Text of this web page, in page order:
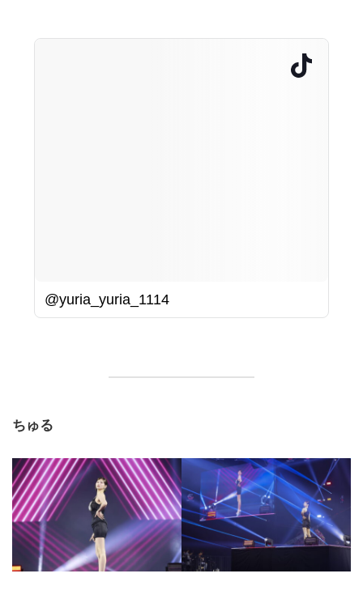
@yuria_yuria_1114
ちゅる